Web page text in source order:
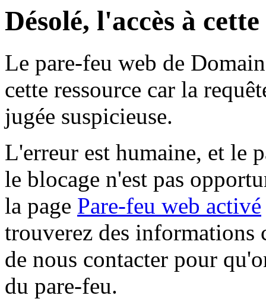
Désolé, l'accès à
Le pare-feu web de
cette ressource car la
jugée suspicieuse.
L'erreur est humaine, et le
le blocage n'est pas
la page Pare-feu web activé
trouverez des informations
de nous contacter pour
du pare-feu.